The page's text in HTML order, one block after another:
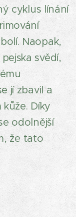
cyklus línání
Naopak,
svědí,
jí zbavil a
Díky
odolnější
že tato